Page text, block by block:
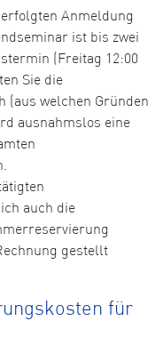
Anmeldung
ist bis zwei
(Freitag 12:00
Sie die
(aus welchen Gründen
ausnahmslos eine
auch die
gestellt
für